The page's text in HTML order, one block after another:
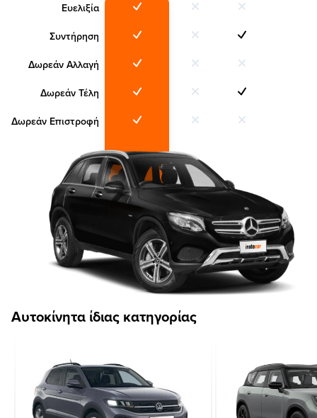
Ευελιξία
Συντήρηση
Δωρεάν Αλλαγή
Δωρεάν Τέλη
Δωρεάν Επιστροφή
Αυτοκίνητα ίδιας κατηγορίας